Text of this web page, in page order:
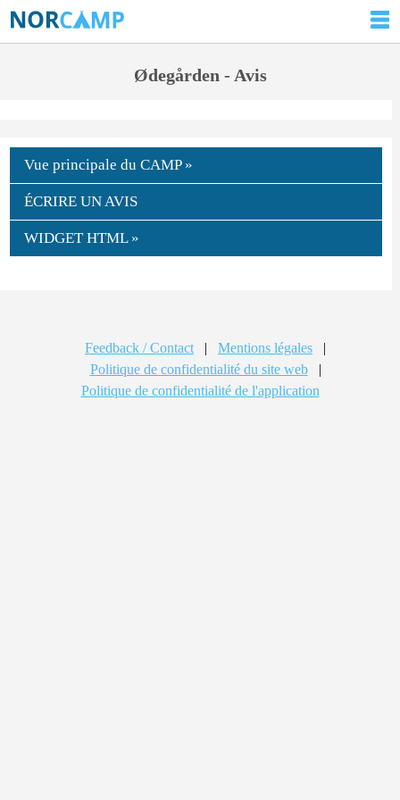
Ødegården - Avis
Vue principale du CAMP »
ÉCRIRE UN AVIS
WIDGET HTML »
Feedback / Contact | Mentions légales
|
Politique de confidentialité du site web
|
Politique de confidentialité de l'application